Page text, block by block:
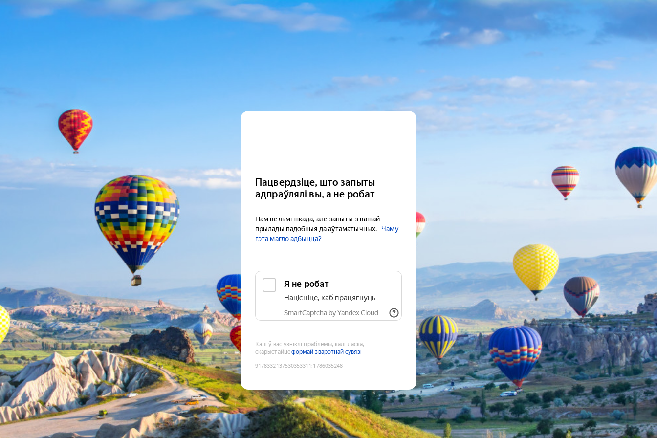
Пацвердзіце, што запыты
адпраўлялі вы, а не робат
Нам вельмі шкада, але запыты з вашай
прылады падобныя да аўтаматычных.
Чаму
гэта магло адбыцца?
Я не робат
Націсніце, каб працягнуць
SmartCaptcha by Yandex Cloud
Калі ў вас узніклі праблемы, калі ласка,
скарыстайцеформай зваротнай сувязі
9178332137530353311 :1786035248